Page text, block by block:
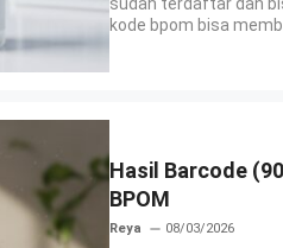
sudah terdaftar dan
kode bpom bisa
Hasil Barcode
BPOM
Reya 08/03/2026